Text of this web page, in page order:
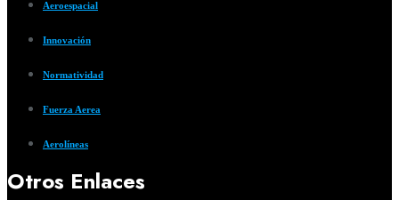
Aeroespacial
Innovación
Normatividad
Fuerza Aerea
Aerolíneas
Otros Enlaces